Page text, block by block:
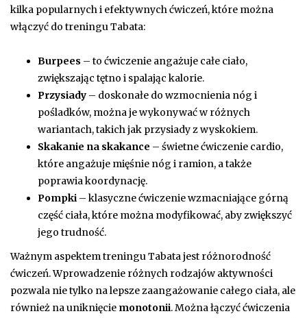
kilka popularnych i efektywnych ćwiczeń, które można
włączyć do treningu Tabata:
Burpees – to ćwiczenie angażuje całe ciało,
zwiększając tętno i spalając kalorie.
Przysiady – doskonałe do wzmocnienia nóg i
pośladków, można je wykonywać w różnych
wariantach, takich jak przysiady z wyskokiem.
Skakanie na skakance – świetne ćwiczenie cardio,
które angażuje mięśnie nóg i ramion, a także
poprawia koordynację.
Pompki – klasyczne ćwiczenie wzmacniające górną
część ciała, które można modyfikować, aby zwiększyć
jego trudność.
Ważnym aspektem treningu Tabata jest różnorodność
ćwiczeń. Wprowadzenie różnych rodzajów aktywności
pozwala nie tylko na lepsze zaangażowanie całego ciała, ale
również na uniknięcie monotonii. Można łączyć ćwiczenia